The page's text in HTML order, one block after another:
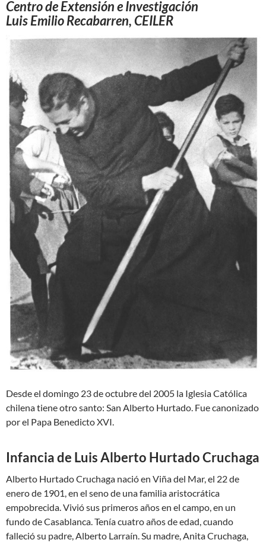
Centro de Extensión e Investigación
Luis Emilio Recabarren, CEILER
Desde el domingo 23 de octubre del 2005 la Iglesia Católica
chilena tiene otro santo: San Alberto Hurtado. Fue canonizado
por el Papa Benedicto XVI.
Infancia de Luis Alberto Hurtado Cruchaga
Alberto Hurtado Cruchaga nació en Viña del Mar, el 22 de
enero de 1901, en el seno de una familia aristocrática
empobrecida. Vivió sus primeros años en el campo, en un
fundo de Casablanca. Tenía cuatro años de edad, cuando
falleció su padre, Alberto Larraín. Su madre, Anita Cruchaga,